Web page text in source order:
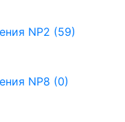
NP2 (59)
NP8 (0)